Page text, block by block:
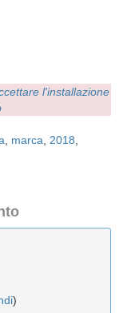
l'installazione
marca 2018
)